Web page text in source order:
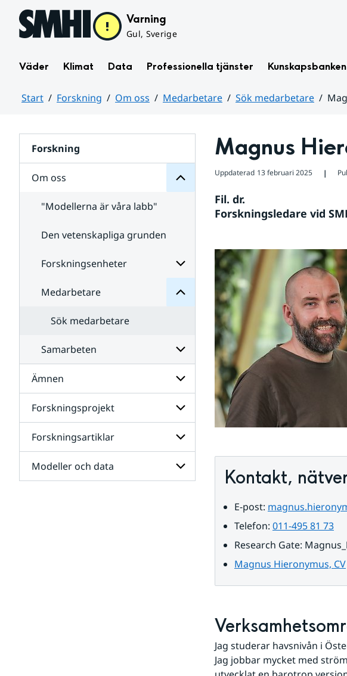
Hoppa till sidans innehåll Varning
Gul, Sverige
Väder Klimat Data Professionella tjänster Kunskapsbanken
Start Forskning Om oss Medarbetare Sök medarbetare
Forskning
Om oss
för
"Modellerna är våra labb"
Den vetenskapliga grunden
Forskningsenheter
Undersidor
Forskningsenheter
Medarbetare
Undersidor
Medarbetare
Sök medarbetare
Samarbeten
Undersidor
för
Samarbeten
Ämnen
Undersidor
för
Ämnen
Forskningsprojekt
Undersidor
för
Forskningsprojekt
Forskningsartiklar
Undersidor
för
Modeller och data
Magnus
Uppdaterad 13 februari 2025 ❘
Fil. dr.
Forskningsledare vid
Kontakt,
E-post:
Telefon: 011-495 81 73
Research Gate:
Magnus Hieronymus, CV
Jag studerar havsnivån i
Jag jobbar mycket med